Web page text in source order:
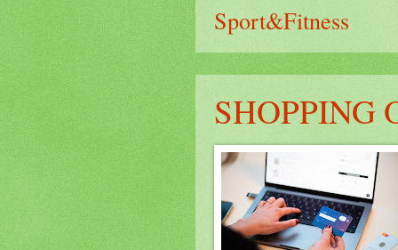
Sport&Fitness
SHOPPING